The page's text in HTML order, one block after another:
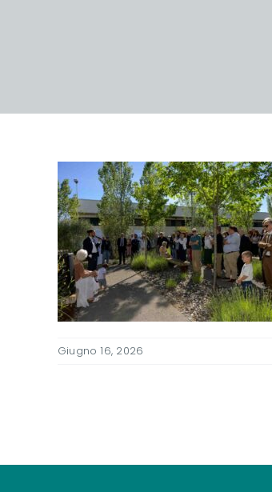
Giugno 16, 2026